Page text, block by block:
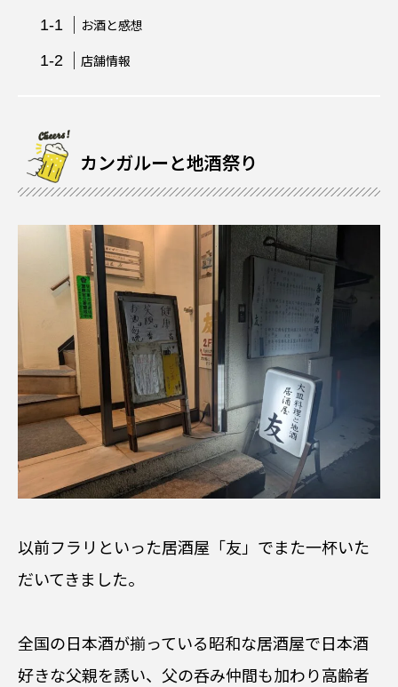
お酒と感想
店舗情報
カンガルーと地酒祭り
以前フラリといった居酒屋「友」でまた一杯いた
だいてきました。
全国の日本酒が揃っている昭和な居酒屋で日本酒
好きな父親を誘い、父の呑み仲間も加わり高齢者